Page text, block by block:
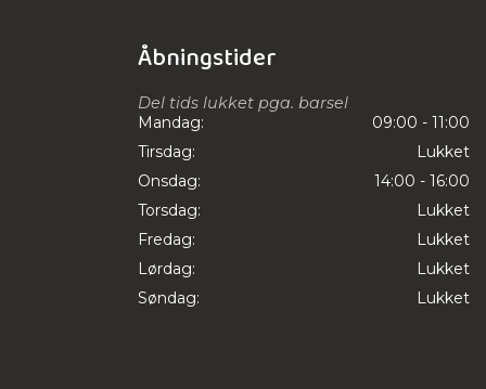
Åbningstider
Del tids lukket pga. barsel
Mandag:
09:00 - 11:00
Tirsdag:
Lukket
Onsdag:
14:00 - 16:00
Torsdag:
Lukket
Fredag:
Lukket
Lørdag:
Lukket
Søndag:
Lukket